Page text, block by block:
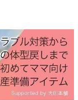
タイミングで食べる
とりあえず”で、買
たまたま見つけた
ていないので、意外
、そういえば買って
い食材になるので